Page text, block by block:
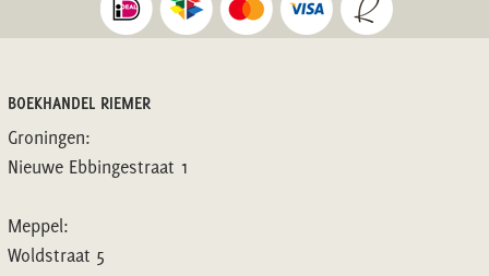
BOEKHANDEL RIEMER
Groningen:
Nieuwe Ebbingestraat 1
Meppel:
Woldstraat 5